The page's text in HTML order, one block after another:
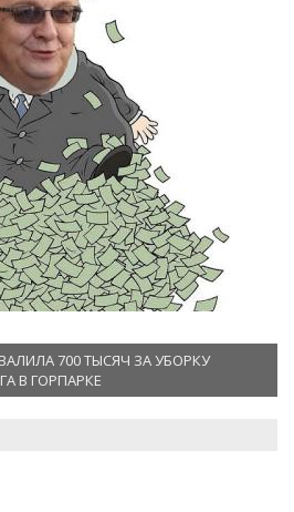
700 ТЫСЯЧ ЗА УБОРКУ
В ГОРПАРКЕ